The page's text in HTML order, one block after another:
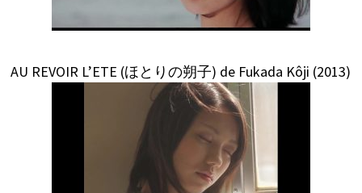
AU REVOIR L’ETE (ほとりの朔子) de Fukada Kôji (2013)